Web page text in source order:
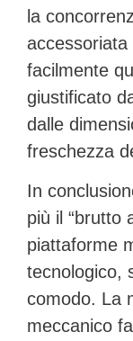
la
facilmente
giustificato
dalle
freschezza
In
più il “brutto
piattaforme
tecnologico,
comodo. La
meccanico